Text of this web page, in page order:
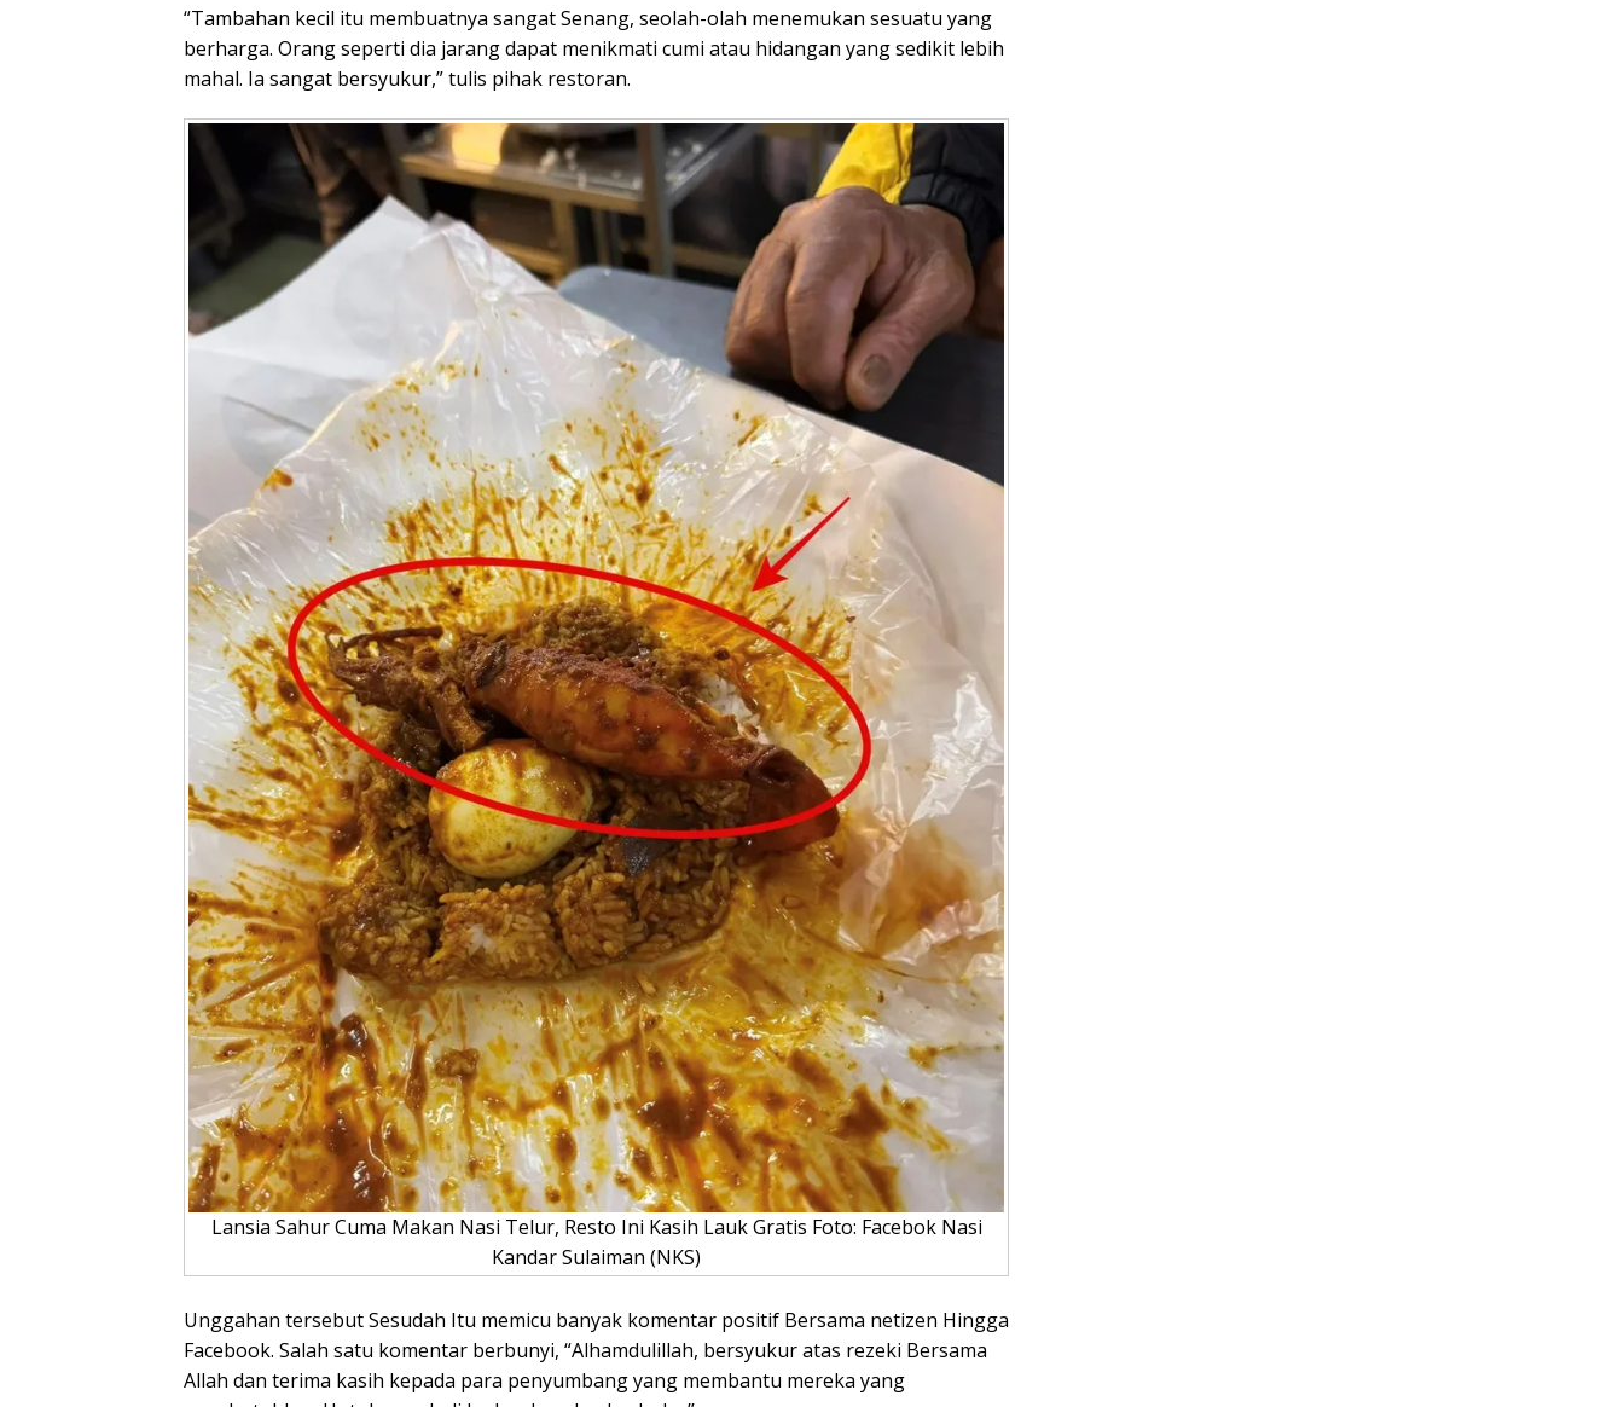
“Tambahan kecil itu membuatnya sangat Senang, seolah-olah menemukan sesuatu yang
berharga. Orang seperti dia jarang dapat menikmati cumi atau hidangan yang sedikit lebih
mahal. Ia sangat bersyukur,” tulis pihak restoran.
Lansia Sahur Cuma Makan Nasi Telur, Resto Ini Kasih Lauk Gratis Foto: Facebok Nasi
Kandar Sulaiman (NKS)
Unggahan tersebut Sesudah Itu memicu banyak komentar positif Bersama netizen Hingga
Facebook. Salah satu komentar berbunyi, “Alhamdulillah, bersyukur atas rezeki Bersama
Allah dan terima kasih kepada para penyumbang yang membantu mereka yang